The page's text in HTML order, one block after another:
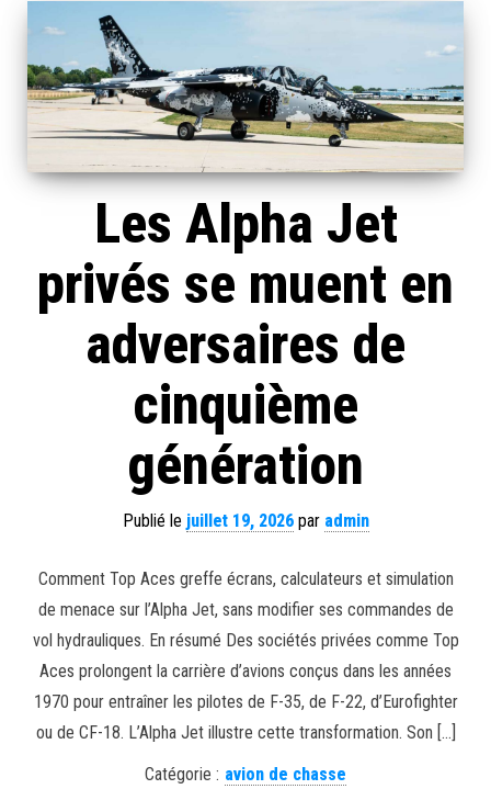
Les Alpha Jet
privés se muent en
adversaires de
cinquième
génération
Publié le juillet 19, 2026par admin
Comment Top Aces greffe écrans, calculateurs et simulation
de menace sur l’Alpha Jet, sans modifier ses commandes de
vol hydrauliques. En résumé Des sociétés privées comme Top
Aces prolongent la carrière d’avions conçus dans les années
1970 pour entraîner les pilotes de F-35, de F-22, d’Eurofighter
ou de CF-18. L’Alpha Jet illustre cette transformation. Son […]
Catégorie : avion de chasse